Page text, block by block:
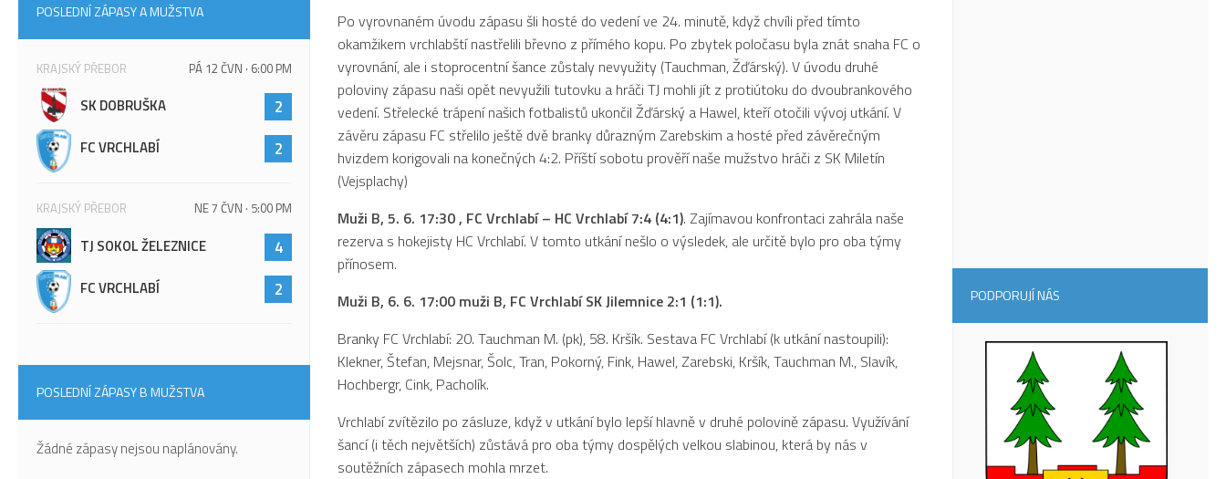
Po vyrovnaném úvodu zápasu šli hosté do vedení ve 24. minutě, když chvíli před tímto
okamžikem vrchlabští nastřelili břevno z přímého kopu. Po zbytek poločasu byla znát snaha FC o
vyrovnání, ale i stoprocentní šance zůstaly nevyužity (Tauchman, Žďárský). V úvodu druhé
poloviny zápasu naši opět nevyužili tutovku a hráči TJ mohli jít z protiútoku do dvoubrankového
vedení. Střelecké trápení našich fotbalistů ukončil Žďárský a Hawel, kteří otočili vývoj utkání. V
závěru zápasu FC střelilo ještě dvě branky důrazným Zarebskim a hosté před závěrečným
hvizdem korigovali na konečných 4:2. Příští sobotu prověří naše mužstvo hráči z SK Miletín
(Vejsplachy)
Muži B, 5. 6. 17:30 , FC Vrchlabí – HC Vrchlabí 7:4 (4:1). Zajímavou konfrontaci zahrála naše
rezerva s hokejisty HC Vrchlabí. V tomto utkání nešlo o výsledek, ale určitě bylo pro oba týmy
přínosem.
Muži B, 6. 6. 17:00 muži B, FC Vrchlabí SK Jilemnice 2:1 (1:1).
Branky FC Vrchlabí: 20. Tauchman M. (pk), 58. Kršík. Sestava FC Vrchlabí (k utkání nastoupili):
Klekner, Štefan, Mejsnar, Šolc, Tran, Pokorný, Fink, Hawel, Zarebski, Kršík, Tauchman M., Slavík,
Hochbergr, Cink, Pacholík.
Vrchlabí zvítězilo po zásluze, když v utkání bylo lepší hlavně v druhé polovině zápasu. Využívání
šancí (i těch největších) zůstává pro oba týmy dospělých velkou slabinou, která by nás v
soutěžních zápasech mohla mrzet.
POSLEDNÍ ZÁPASY A MUŽSTVA
KRAJSKÝ PŘEBOR PÁ 12 ČVN · 6:00 PM
SK DOBRUŠKA 2
FC VRCHLABÍ 2
KRAJSKÝ PŘEBOR NE 7 ČVN · 5:00 PM
TJ SOKOL ŽELEZNICE 4
FC VRCHLABÍ 2
POSLEDNÍ ZÁPASY B MUŽSTVA
Žádné zápasy nejsou naplánovány.
PODPORUJÍ NÁS